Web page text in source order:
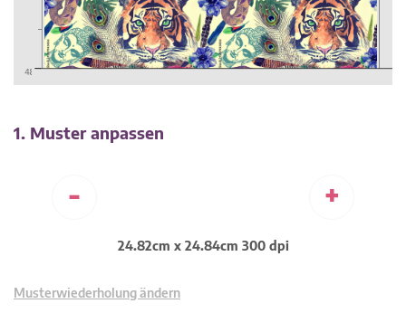
1. Muster anpassen
- +
24.82cm x 24.84cm 300 dpi
Musterwiederholung ändern